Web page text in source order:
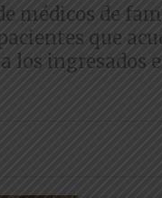
médicos de
que
los ingresados